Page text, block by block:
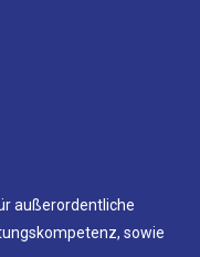
außerordentliche
sowie